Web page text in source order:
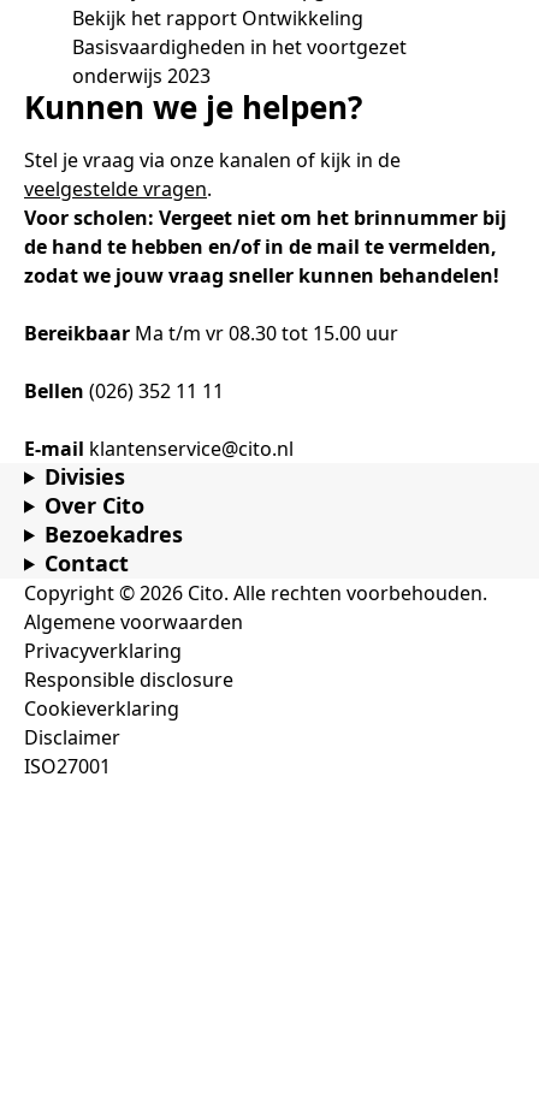
Snel naar
Bestellen
Jaarkalender
Samen bouwen voor het vo
Nieuwsbrief Kijk- en luistertoetsen
Snel naar
Ondersteuning
Reken- en taalontwikkeling
Op de hoogte blijven
Training Toetsdeskundige
Training Examencommissie
Aanmelden nieuwsbrief ho
Snel naar
Academische Woordenschattoets
Onze opdrachtgevers
Alfabetisering
Snel naar
Alfa-toetsen Volwassenenonderwijs
Alfa-toetsen ISK
Snel naar
Meer (beroeps)examens
Vakmanschap Warmtepomp
Vakmanschap Zonnestroom
NLQF kwalificatie
Zorg & welzijn
Nienke Elijzen
Kim Hendriks-Cornelissen
Saila Kiriwenno-Dovermann
Peter van den Berg
Wouter Roelofs
Promotieonderzoek
Snel naar
Themadossier basisvaardigheden
Een toets beoordelen
De leeropbrengst van toetsen
Kennisbank Stichting Cito
Toetstechnische begrippenlijst
Werken bij
Docenten gezocht
Zzp-trainers gezocht
Stageopdrachten
Collega's aan het woord
Bekijk het rapport Ontwikkeling
Basisvaardigheden in het voortgezet
onderwijs 2023
Kunnen we je helpen?
Stel je vraag via onze kanalen of kijk in de
veelgestelde vragen.
Voor scholen: Vergeet niet om het brinnummer bij
de hand te hebben en/of in de mail te vermelden,
zodat we jouw vraag sneller kunnen behandelen!
Bereikbaar Ma t/m vr 08.30 tot 15.00 uur
Bellen (026) 352 11 11
E-mail klantenservice@cito.nl
Divisies
Over Cito
Bezoekadres
Contact
Copyright © 2026 Cito. Alle rechten voorbehouden.
Algemene voorwaarden
Privacyverklaring
Responsible disclosure
Cookieverklaring
Disclaimer
ISO27001